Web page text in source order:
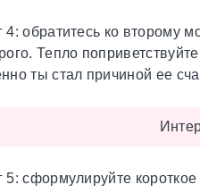
4: обратитесь ко второму
Тепло
ты стал причиной ее
5: сформулируйте